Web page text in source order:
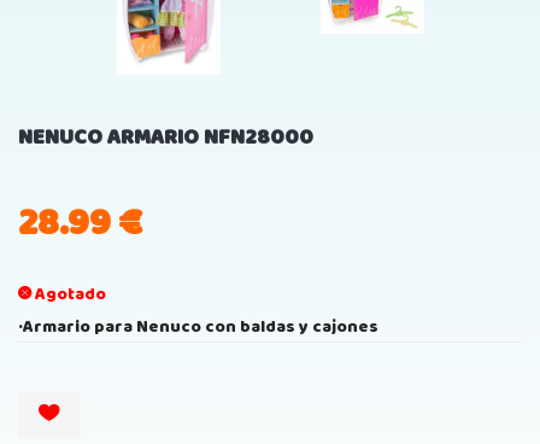
NENUCO ARMARIO NFN28000
28.99€
Agotado
·Armario para Nenuco con baldas y cajones